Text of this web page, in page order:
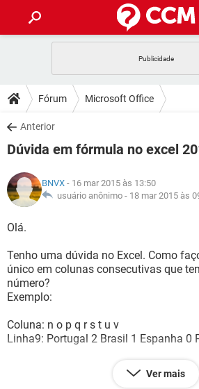
CELULAR
OUTLOOK
INSTAGRAM GMAIL
GUIA DE COMPRAS
DICAS
JOGOS
INSTAGRAM
GUIA DE COMPRAS
DOWNLOADS
JOGOS
CELULAR
OUTLOOK EXCEL
INSTAGRAM
JOGOS
CELULAR
OUTLOOK
INSTAGRAM GMAIL
GUIA DE COMPRAS
GLOSSÁRIO
JOGOS
OUTLOOK EXCEL
INSTAGRAM
Fórum Microsoft Office
Anterior
Dúvida em fórmula no excel
BNVX - 16 mar 2015 às 13:50
usuário anônimo - 18 mar 2015 às
Olá.
Tenho uma dúvida no Excel. Como
único em colunas consecutivas que
número?
Exemplo:
Coluna: n o p q r s t u v
Linha9: Portugal 2 Brasil 1 Espanha 0
Ver mais